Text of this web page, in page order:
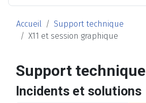
Accueil
Support technique
X11 et session graphique
Support technique
Incidents et solutions